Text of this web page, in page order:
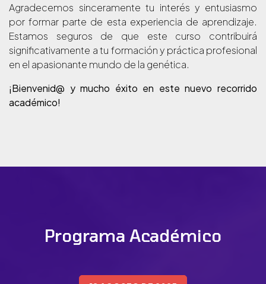
Agradecemos sinceramente tu interés y entusiasmo
por formar parte de esta experiencia de aprendizaje.
Estamos seguros de que este curso contribuirá
significativamente a tu formación y práctica profesional
en el apasionante mundo de la genética.
¡Bienvenid@ y mucho éxito en este nuevo recorrido
académico!
Programa Académico